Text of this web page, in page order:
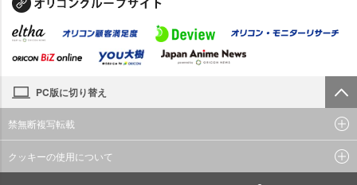
PC版に切り替え
禁無断複写転載
クッキーの使用について